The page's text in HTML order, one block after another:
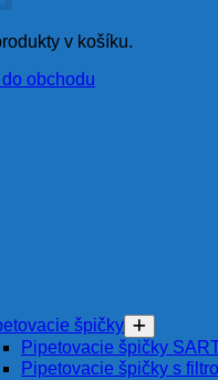
v košíku.
obchodu
špičky
Pipetovacie špičky
Pipetovacie špičky s